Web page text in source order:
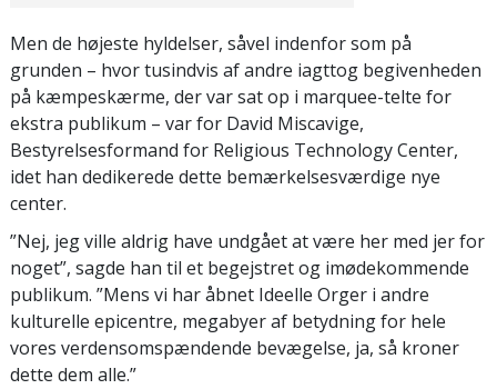
Men de højeste hyldelser, såvel indenfor som på
grunden – hvor tusindvis af andre iagttog begivenheden
på kæmpeskærme, der var sat op i marquee-telte for
ekstra publikum – var for David Miscavige,
Bestyrelsesformand for Religious Technology Center,
idet han dedikerede dette bemærkelsesværdige nye
center.
”Nej, jeg ville aldrig have undgået at være her med jer for
noget”, sagde han til et begejstret og imødekommende
publikum. ”Mens vi har åbnet Ideelle Orger i andre
kulturelle epicentre, megabyer af betydning for hele
vores verdensomspændende bevægelse, ja, så kroner
dette dem alle.”